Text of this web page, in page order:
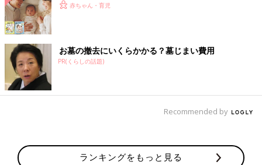
赤ちゃん・育児
お墓の撤去にいくらかかる？墓じまい費用
PR(くらしの話題)
Recommended by
ランキングをもっと見る